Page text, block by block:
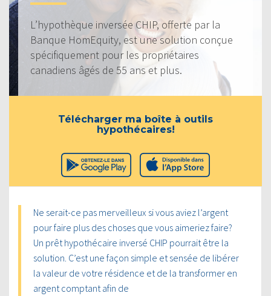
L’hypothèque inversée CHIP, offerte par la
Banque HomEquity, est une solution conçue
spécifiquement pour les propriétaires
canadiens âgés de 55 ans et plus.
Télécharger ma boîte à outils
hypothécaires!
Ne serait-ce pas merveilleux si vous aviez l’argent
pour faire plus des choses que vous aimeriez faire?
Un prêt hypothécaire inversé CHIP pourrait être la
solution. C’est une façon simple et sensée de libérer
la valeur de votre résidence et de la transformer en
argent comptant afin de